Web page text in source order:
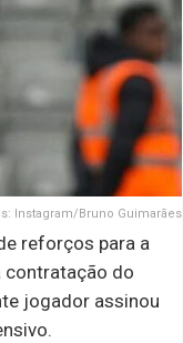
Instagram/Bruno Guimarães
reforços para a
contratação do
jogador assinou